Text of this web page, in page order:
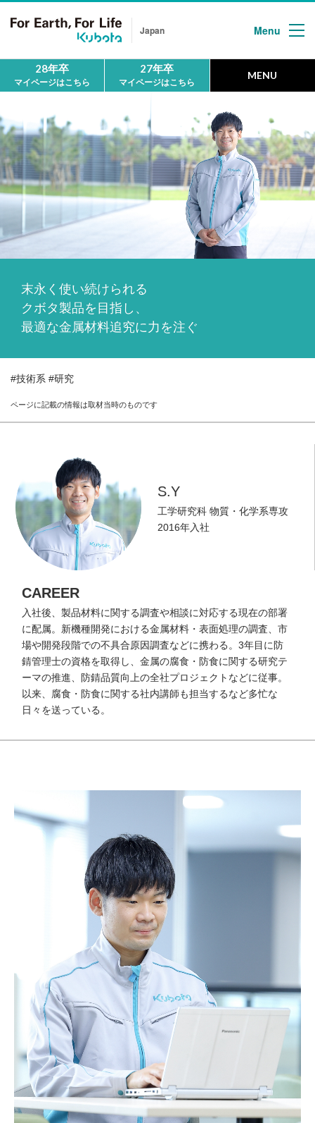
Japan Menu
28年卒
マイページはこちら
27年卒
マイページはこちら
MENU
HOME
ホーム
MESSAGE
メッセージ
First
People
地球の未来を 拓く人
WORK LOCATION
GLOBAL
WORKSTYLE
INTERNSHIP
インターンシップ情報
RECRUIT
採用情報
末永く使い続けられる
クボタ製品を目指し、
最適な金属材料追究に力を注ぐ
#技術系 #研究
ページに記載の情報は取材当時のものです
S.Y
工学研究科 物質・化学系専攻
2016年入社
CAREER
入社後、製品材料に関する調査や相談に対応する現在の部署
に配属。新機種開発における金属材料・表面処理の調査、市
場や開発段階での不具合原因調査などに携わる。3年目に防
錆管理士の資格を取得し、金属の腐食・防食に関する研究テ
ーマの推進、防錆品質向上の全社プロジェクトなどに従事。
以来、腐食・防食に関する社内講師も担当するなど多忙な
日々を送っている。